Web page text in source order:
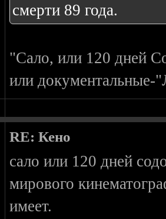
смерти 89 года.
"Сало, или 120 дней
или
RE: Кено
сало или 120 дней
мирового
имеет.